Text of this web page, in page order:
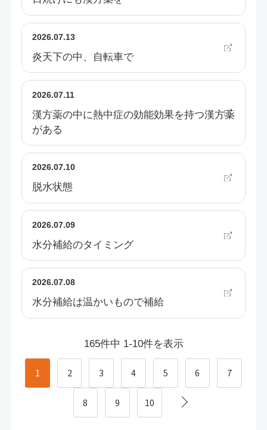
2026.07.13
炎天下の中、自転車で
2026.07.11
漢方薬の中に熱中症の効能効果を持つ漢方薬
がある
2026.07.10
脱水状態
2026.07.09
水分補給のタイミング
2026.07.08
水分補給は温かいもので補給
165件中 1-10件を表示
1 2 3 4 5 6 7
8 9 10